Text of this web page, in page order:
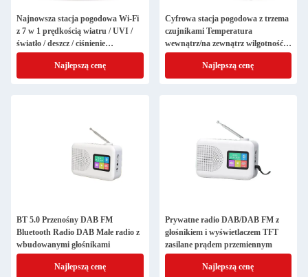
Najnowsza stacja pogodowa Wi-Fi
z 7 w 1 prędkością wiatru / UVI /
światło / deszcz / ciśnienie
barometryczne prognoza pogody
Najlepszą cenę
Cyfrowa stacja pogodowa z trzema
czujnikami Temperatura
wewnątrz/na zewnątrz wilgotność
Prognoza pogody
Najlepszą cenę
BT 5.0 Przenośny DAB FM
Bluetooth Radio DAB Małe radio z
wbudowanymi głośnikami
Najlepszą cenę
Prywatne radio DAB/DAB FM z
głośnikiem i wyświetlaczem TFT
zasilane prądem przemiennym
Najlepszą cenę